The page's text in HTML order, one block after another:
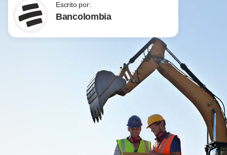
Escrito por:
Bancolombia